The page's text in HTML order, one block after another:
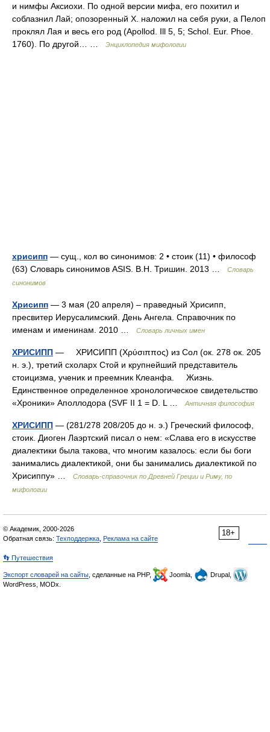
и нимфы Аксиохи. По одной версии мифа, его похитил и
соблазнил Лай; опозоренный X. наложил на себя руки, а Пелоп
проклял Лая и весь его род (Apollod. Ill 5, 5; Schol. Eur. Phoe.
1760). По другой… …
Энциклопедия мифологии
хрисипп — сущ., кол во синонимов: 2 • стоик (11) • философ
(63) Словарь синонимов ASIS. В.Н. Тришин. 2013 …
Словарь
синонимов
Хрисипп — 3 мая (20 апреля) – праведный Xрисипп,
пресвитер Иерусалимский. День Ангела. Справочник по
именам и именинам. 2010 …
Словарь личных имен
ХРИСИПП — ХРИСИПП (Χρύσιππος) из Сол (ок. 278 ок. 205
н. э.), третий схоларх Стой и крупнейший представитель
стоицизма, ученик и преемник Клеанфа. Жизнь.
Единственное определенное хронологическое свидетельство
«Хроники» Аполлодора (SVF II 1 = D. L …
Античная философия
ХРИСИПП — (281/278 208/205 до н. э.) Греческий философ,
стоик. Диоген Лаэртский писал о нем: «Слава его в искусстве
диалектики была такова, что многим казалось: если бы боги
занимались диалектикой, они бы занимались диалектикой по
Хрисиппу» …
Cловарь-справочник по Древней Греции и Риму, по
мифологии
18+
© Академик, 2000-2026
Обратная связь: Техподдержка Реклама на сайте
👣 Путешествия
Экспорт словарей на сайты , сделанные на PHP, Joomla,
Drupal,
WordPress, MODx.